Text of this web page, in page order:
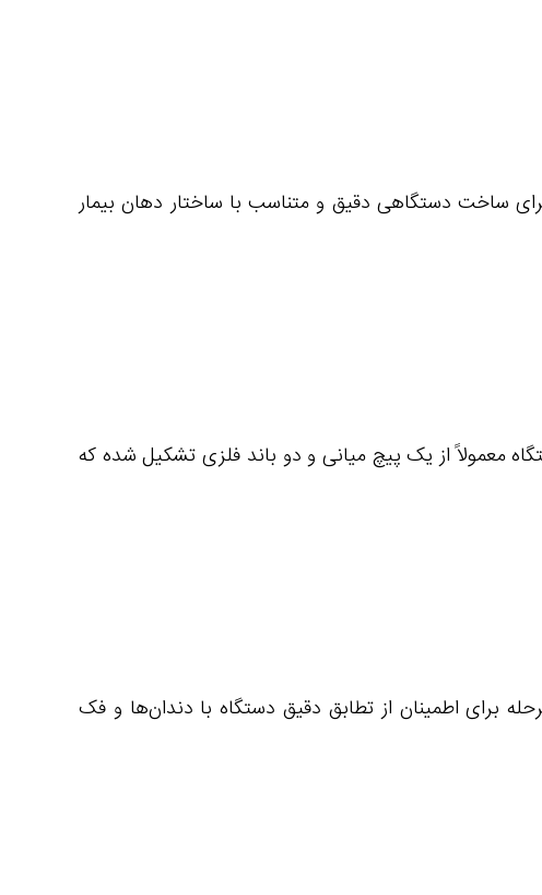
ساخت دستگاهی دقیق و متناسب با ساختار دهان بیمار
معمولاً از یک پیچ میانی و دو باند فلزی تشکیل شده که
برای اطمینان از تطابق دقیق دستگاه با دندان‌ها و فک